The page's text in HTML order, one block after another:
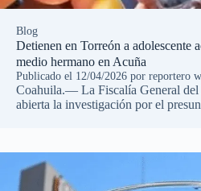
Blog
Detienen en Torreón a adolescente
medio hermano en Acuña
Publicado el 12/04/2026 por reportero
Coahuila.— La Fiscalía General del
abierta la investigación por el